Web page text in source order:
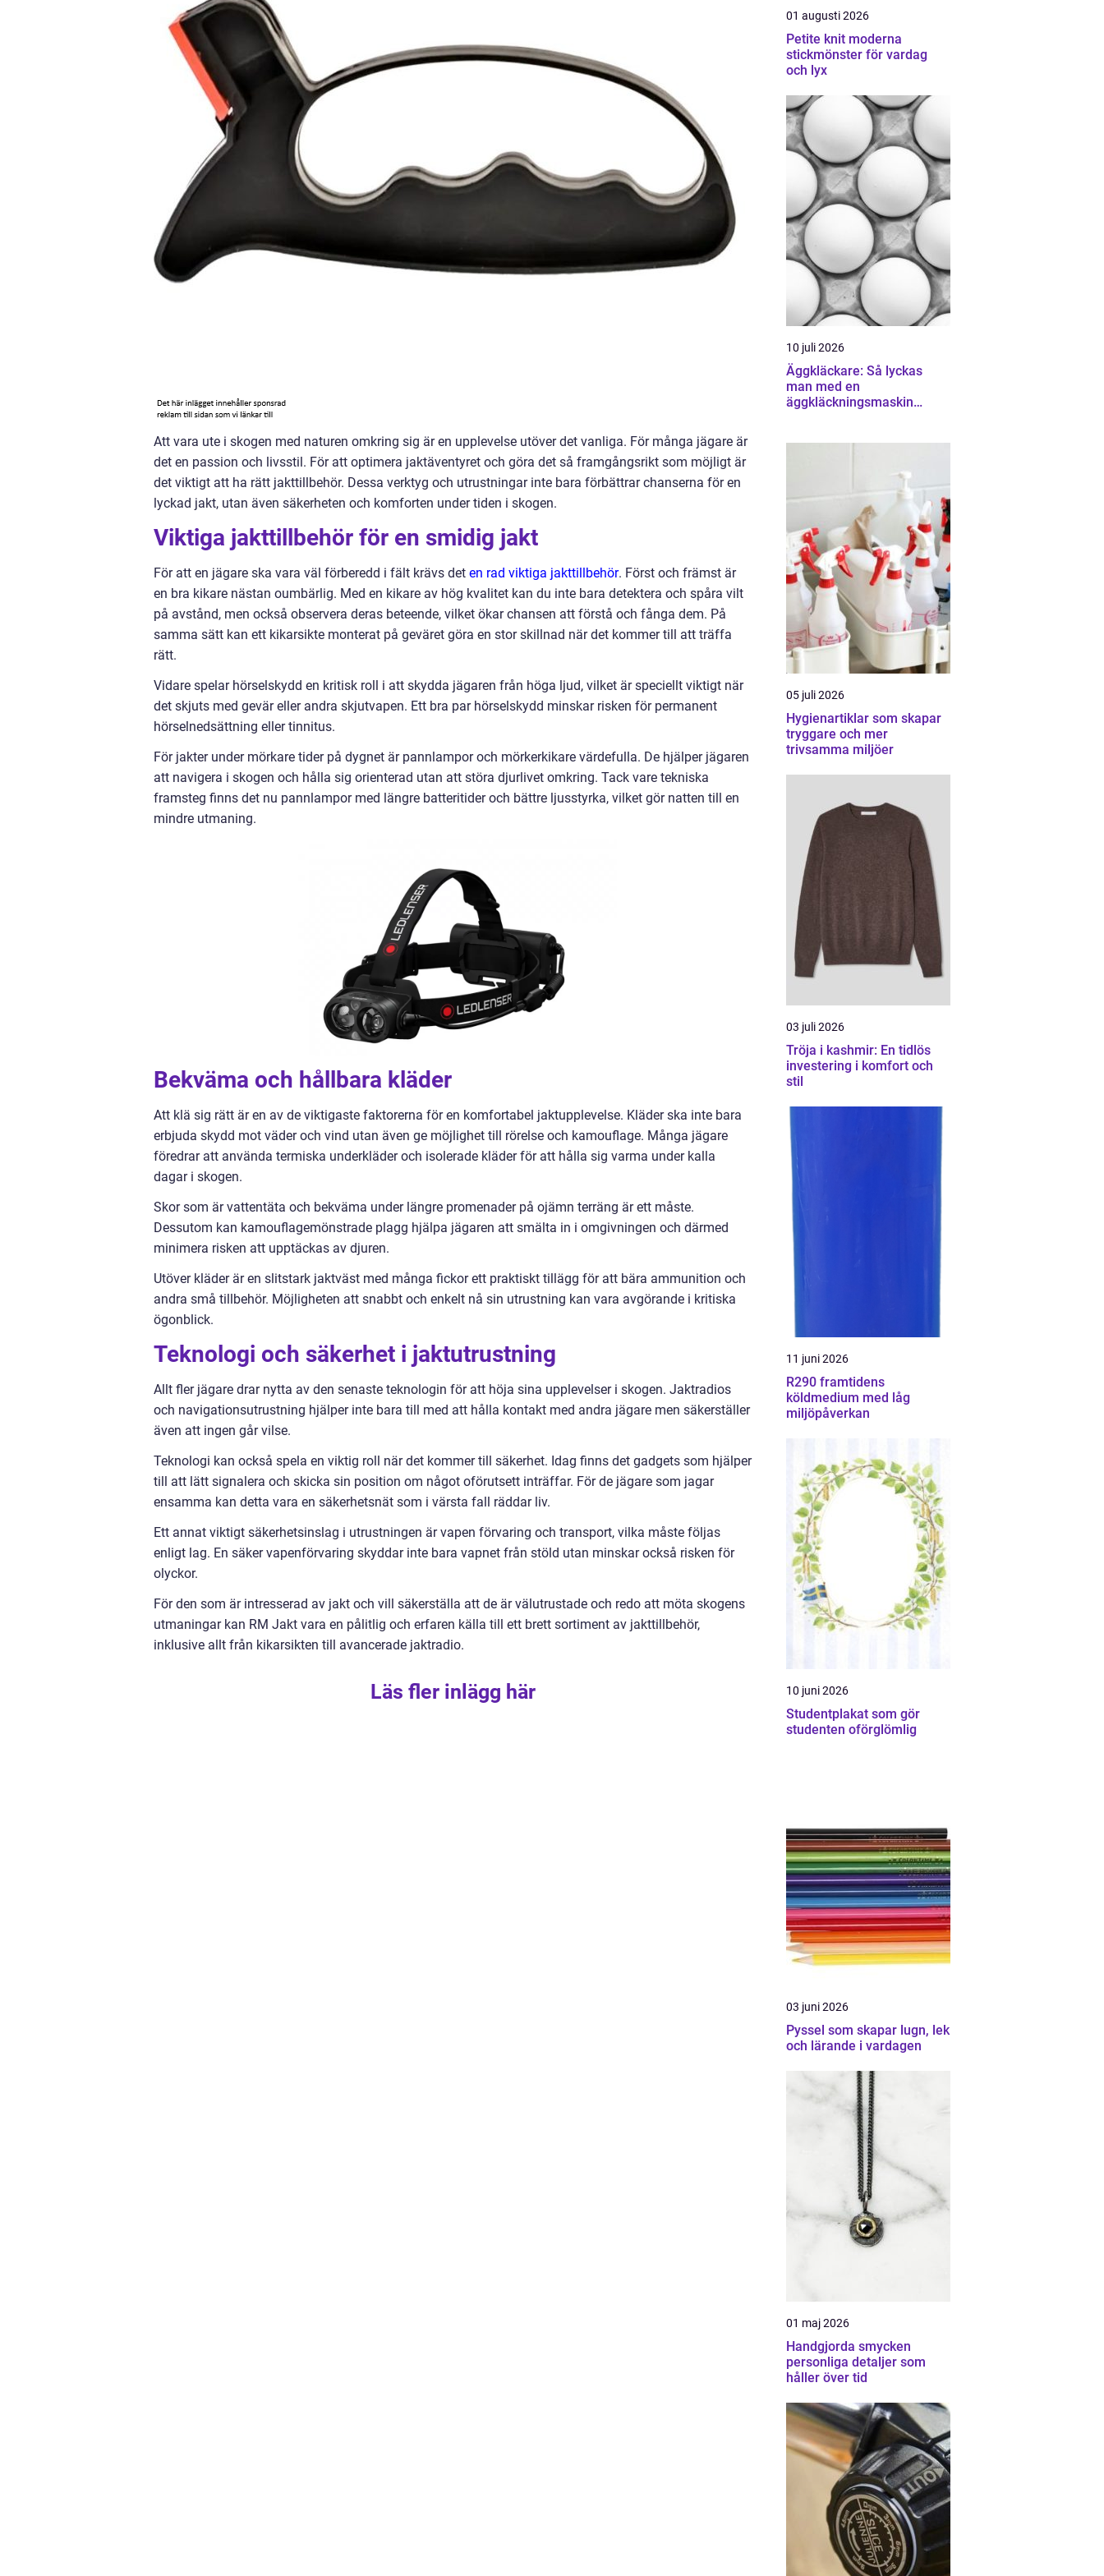
Att vara ute i skogen med naturen omkring sig är en upplevelse utöver det vanliga. För många jägare är
det en passion och livsstil. För att optimera jaktäventyret och göra det så framgångsrikt som möjligt är
det viktigt att ha rätt jakttillbehör. Dessa verktyg och utrustningar inte bara förbättrar chanserna för en
lyckad jakt, utan även säkerheten och komforten under tiden i skogen.
Viktiga jakttillbehör för en smidig jakt
För att en jägare ska vara väl förberedd i fält krävs det en rad viktiga jakttillbehör. Först och främst är
en bra kikare nästan oumbärlig. Med en kikare av hög kvalitet kan du inte bara detektera och spåra vilt
på avstånd, men också observera deras beteende, vilket ökar chansen att förstå och fånga dem. På
samma sätt kan ett kikarsikte monterat på geväret göra en stor skillnad när det kommer till att träffa
rätt.
Vidare spelar hörselskydd en kritisk roll i att skydda jägaren från höga ljud, vilket är speciellt viktigt när
det skjuts med gevär eller andra skjutvapen. Ett bra par hörselskydd minskar risken för permanent
hörselnedsättning eller tinnitus.
För jakter under mörkare tider på dygnet är pannlampor och mörkerkikare värdefulla. De hjälper jägaren
att navigera i skogen och hålla sig orienterad utan att störa djurlivet omkring. Tack vare tekniska
framsteg finns det nu pannlampor med längre batteritider och bättre ljusstyrka, vilket gör natten till en
mindre utmaning.
Bekväma och hållbara kläder
Att klä sig rätt är en av de viktigaste faktorerna för en komfortabel jaktupplevelse. Kläder ska inte bara
erbjuda skydd mot väder och vind utan även ge möjlighet till rörelse och kamouflage. Många jägare
föredrar att använda termiska underkläder och isolerade kläder för att hålla sig varma under kalla
dagar i skogen.
Skor som är vattentäta och bekväma under längre promenader på ojämn terräng är ett måste.
Dessutom kan kamouflagemönstrade plagg hjälpa jägaren att smälta in i omgivningen och därmed
minimera risken att upptäckas av djuren.
Utöver kläder är en slitstark jaktväst med många fickor ett praktiskt tillägg för att bära ammunition och
andra små tillbehör. Möjligheten att snabbt och enkelt nå sin utrustning kan vara avgörande i kritiska
ögonblick.
Teknologi och säkerhet i jaktutrustning
Allt fler jägare drar nytta av den senaste teknologin för att höja sina upplevelser i skogen. Jaktradios
och navigationsutrustning hjälper inte bara till med att hålla kontakt med andra jägare men säkerställer
även att ingen går vilse.
Teknologi kan också spela en viktig roll när det kommer till säkerhet. Idag finns det gadgets som hjälper
till att lätt signalera och skicka sin position om något oförutsett inträffar. För de jägare som jagar
ensamma kan detta vara en säkerhetsnät som i värsta fall räddar liv.
Ett annat viktigt säkerhetsinslag i utrustningen är vapen förvaring och transport, vilka måste följas
enligt lag. En säker vapenförvaring skyddar inte bara vapnet från stöld utan minskar också risken för
olyckor.
För den som är intresserad av jakt och vill säkerställa att de är välutrustade och redo att möta skogens
utmaningar kan RM Jakt vara en pålitlig och erfaren källa till ett brett sortiment av jakttillbehör,
inklusive allt från kikarsikten till avancerade jaktradio.
Läs fler inlägg här
01 augusti 2026
Petite knit moderna
stickmönster för vardag
och lyx
10 juli 2026
Äggkläckare: Så lyckas
man med en
äggkläckningsmaskin
05 juli 2026
Hygienartiklar som skapar
tryggare och mer
trivsamma miljöer
03 juli 2026
Tröja i kashmir: En tidlös
investering i komfort och
stil
11 juni 2026
R290 framtidens
köldmedium med låg
miljöpåverkan
10 juni 2026
Studentplakat som gör
studenten oförglömlig
03 juni 2026
Pyssel som skapar lugn, lek
och lärande i vardagen
01 maj 2026
Handgjorda smycken
personliga detaljer som
håller över tid